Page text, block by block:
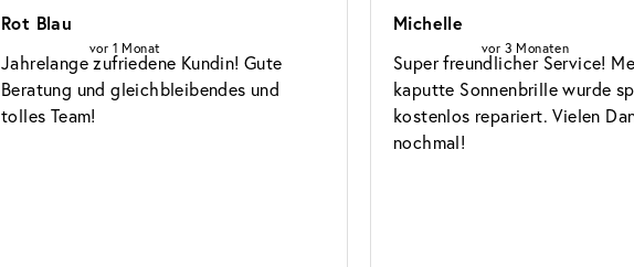
Rot Blau
vor 1 Monat
Jahrelange zufriedene Kundin! Gute
Beratung und gleichbleibendes und
tolles Team!
Michelle
vor 3 Monaten
Super freundlicher Service!
kaputte Sonnenbrille wurde
kostenlos repariert. Vielen
nochmal!